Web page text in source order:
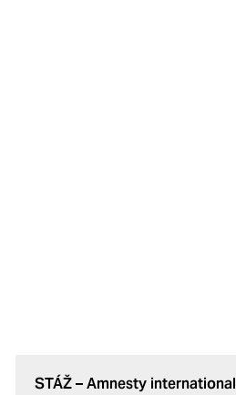
STÁŽ – Amnesty international